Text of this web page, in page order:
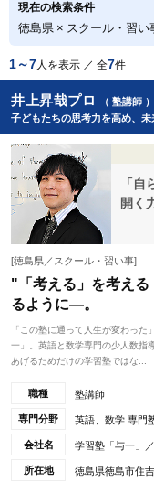
現在の検索条件
徳島県 × スクール・習い
1～7人を表示 ／ 全7件
井上昇哉プロ
（ 塾講師 ）
子どもたちの思考力を高め、
「
開く
[徳島県／スクール・習い事]
"「考える」を考え
るように―。
「この塾に通って人生が変わっ
一」。英語と数学専門の少人数指
あげるためだけの学習塾ではな...
職種 塾講師
専門分野 英語、数学 専門
会社名 学習塾「与一」
所在地 徳島県徳島市住